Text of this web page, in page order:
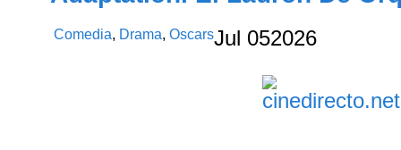
Comedia, Drama,OscarsJul 052026